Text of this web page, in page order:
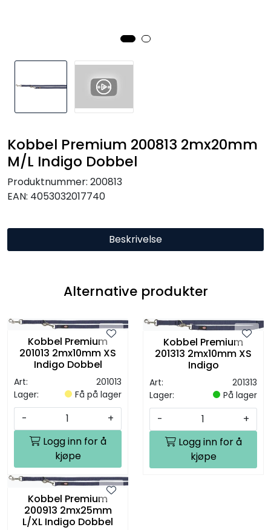
Kobbel Premium 200813 2mx20mm
M/L Indigo Dobbel
Produktnummer: 200813
EAN: 4053032017740
Beskrivelse
Alternative produkter
Kobbel Premium
201013 2mx10mm XS
Indigo Dobbel
Art:
201013
Lager:
Få på lager
-
+
Logg inn for å
kjøpe
Kobbel Premium
201313 2mx10mm XS
Indigo
Art:
201313
Lager:
På lager
-
+
Logg inn for å
kjøpe
Kobbel Premium
200913 2mx25mm
L/XL Indigo Dobbel